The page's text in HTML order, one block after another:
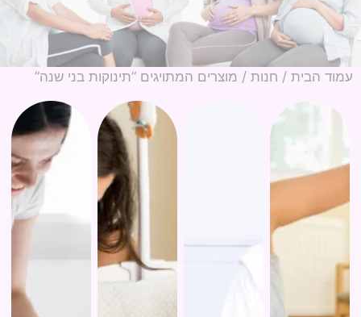
עמוד הבית / חנות / מוצרים המתויגים “תינוקות בני שנה”